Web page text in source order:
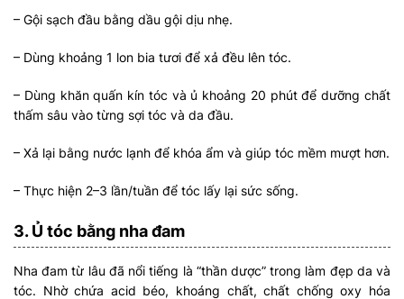
– Gội sạch đầu bằng dầu gội dịu nhẹ.
– Dùng khoảng 1 lon bia tươi để xả đều lên tóc.
– Dùng khăn quấn kín tóc và ủ khoảng 20 phút để dưỡng chất
thấm sâu vào từng sợi tóc và da đầu.
– Xả lại bằng nước lạnh để khóa ẩm và giúp tóc mềm mượt hơn.
– Thực hiện 2–3 lần/tuần để tóc lấy lại sức sống.
3. Ủ tóc bằng nha đam
Nha đam từ lâu đã nổi tiếng là “thần dược” trong làm đẹp da và
tóc. Nhờ chứa acid béo, khoáng chất, chất chống oxy hóa